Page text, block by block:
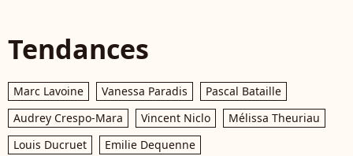
Tendances
Marc Lavoine Vanessa Paradis
Pascal Bataille
Audrey Crespo-Mara
Vincent Niclo
Mélissa Theuriau
Louis Ducruet
Emilie Dequenne